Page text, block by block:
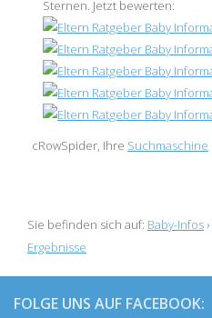
Sternen. Jetzt bewerten:
cRowSpider, Ihre Suchmaschine
Sie befinden sich auf: Baby-Infos›
Ergebnisse
FOLGE UNS AUF FACEBOOK: